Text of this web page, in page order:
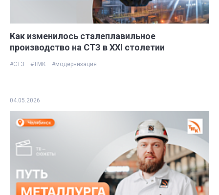
Как изменилось сталеплавильное
производство на СТЗ в ХХI столетии
#СТЗ #ТМК #модернизация
04.05.2026